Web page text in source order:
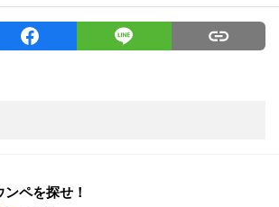
ンペを探せ！